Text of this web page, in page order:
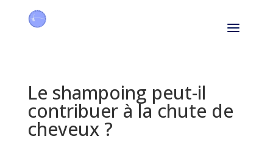
Le shampoing peut-il
contribuer à la chute de
cheveux ?